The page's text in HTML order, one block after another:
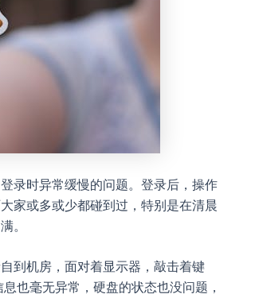
录时异常缓慢的问题。登录后，操作
家或多或少都碰到过，特别是在清晨
。
到机房，面对着显示器，敲击着键
也毫无异常，硬盘的状态也没问题，